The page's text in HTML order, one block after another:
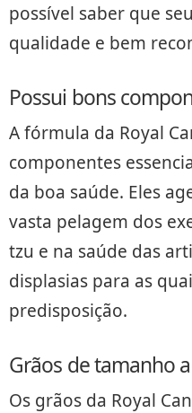
possível saber que
qualidade e bem
Possui bons
A fórmula da Royal
componentes
da boa saúde. Eles
vasta pelagem dos
tzu e na saúde das
displasias para as
predisposição.
Grãos de tamanho
Os grãos da Royal